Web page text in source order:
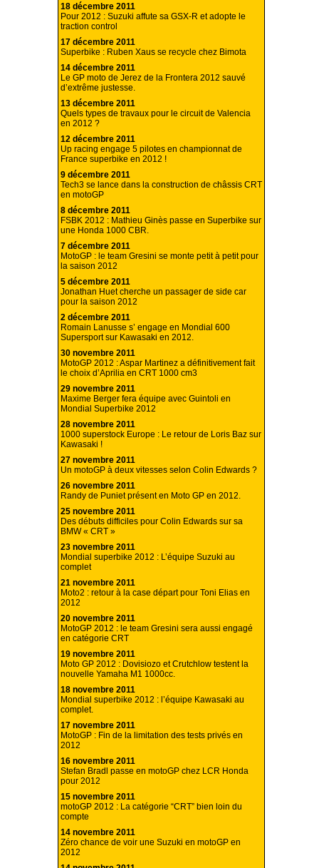
18 décembre 2011
Pour 2012 : Suzuki affute sa GSX-R et adopte le
traction control
17 décembre 2011
Superbike : Ruben Xaus se recycle chez Bimota
14 décembre 2011
Le GP moto de Jerez de la Frontera 2012 sauvé
d’extrême justesse.
13 décembre 2011
Quels types de travaux pour le circuit de Valencia
en 2012 ?
12 décembre 2011
Up racing engage 5 pilotes en championnat de
France superbike en 2012 !
9 décembre 2011
Tech3 se lance dans la construction de châssis CRT
en motoGP
8 décembre 2011
FSBK 2012 : Mathieu Ginès passe en Superbike sur
une Honda 1000 CBR.
7 décembre 2011
MotoGP : le team Gresini se monte petit à petit pour
la saison 2012
5 décembre 2011
Jonathan Huet cherche un passager de side car
pour la saison 2012
2 décembre 2011
Romain Lanusse s’ engage en Mondial 600
Supersport sur Kawasaki en 2012.
30 novembre 2011
MotoGP 2012 : Aspar Martinez a définitivement fait
le choix d’Aprilia en CRT 1000 cm3
29 novembre 2011
Maxime Berger fera équipe avec Guintoli en
Mondial Superbike 2012
28 novembre 2011
1000 superstock Europe : Le retour de Loris Baz sur
Kawasaki !
27 novembre 2011
Un motoGP à deux vitesses selon Colin Edwards ?
26 novembre 2011
Randy de Puniet présent en Moto GP en 2012.
25 novembre 2011
Des débuts difficiles pour Colin Edwards sur sa
BMW « CRT »
23 novembre 2011
Mondial superbike 2012 : L’équipe Suzuki au
complet
21 novembre 2011
Moto2 : retour à la case départ pour Toni Elias en
2012
20 novembre 2011
MotoGP 2012 : le team Gresini sera aussi engagé
en catégorie CRT
19 novembre 2011
Moto GP 2012 : Dovisiozo et Crutchlow testent la
nouvelle Yamaha M1 1000cc.
18 novembre 2011
Mondial superbike 2012 : l’équipe Kawasaki au
complet.
17 novembre 2011
MotoGP : Fin de la limitation des tests privés en
2012
16 novembre 2011
Stefan Bradl passe en motoGP chez LCR Honda
pour 2012
15 novembre 2011
motoGP 2012 : La catégorie “CRT” bien loin du
compte
14 novembre 2011
Zéro chance de voir une Suzuki en motoGP en
2012